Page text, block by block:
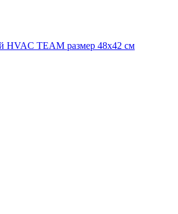
HVAC TEAM размер 48х42 см